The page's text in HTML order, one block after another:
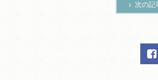
次の記